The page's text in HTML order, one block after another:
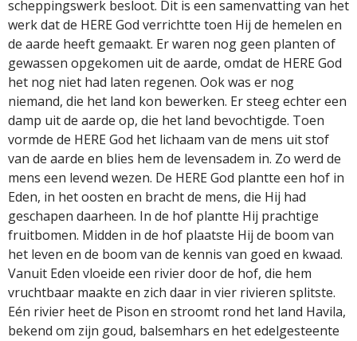
scheppingswerk besloot. Dit is een samenvatting van het
werk dat de HERE God verrichtte toen Hij de hemelen en
de aarde heeft gemaakt. Er waren nog geen planten of
gewassen opgekomen uit de aarde, omdat de HERE God
het nog niet had laten regenen. Ook was er nog
niemand, die het land kon bewerken. Er steeg echter een
damp uit de aarde op, die het land bevochtigde. Toen
vormde de HERE God het lichaam van de mens uit stof
van de aarde en blies hem de levensadem in. Zo werd de
mens een levend wezen. De HERE God plantte een hof in
Eden, in het oosten en bracht de mens, die Hij had
geschapen daarheen. In de hof plantte Hij prachtige
fruitbomen. Midden in de hof plaatste Hij de boom van
het leven en de boom van de kennis van goed en kwaad.
Vanuit Eden vloeide een rivier door de hof, die hem
vruchtbaar maakte en zich daar in vier rivieren splitste.
Eén rivier heet de Pison en stroomt rond het land Havila,
bekend om zijn goud, balsemhars en het edelgesteente